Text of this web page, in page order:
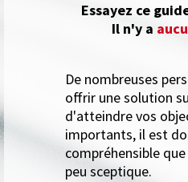
Essayez ce
Il n'y a
De nombreuses
offrir une solution
d'atteindre vos
importants, il est
compréhensible
peu sceptique.